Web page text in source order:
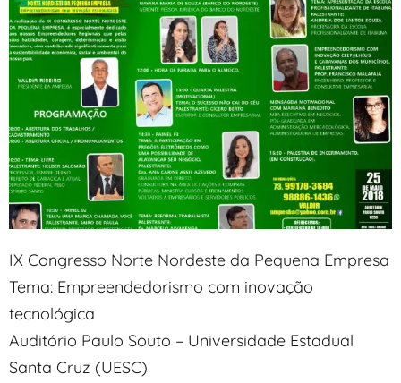
IX Congresso Norte Nordeste da Pequena Empresa
Tema: Empreendedorismo com inovação
tecnológica
Auditório Paulo Souto – Universidade Estadual
Santa Cruz (UESC)